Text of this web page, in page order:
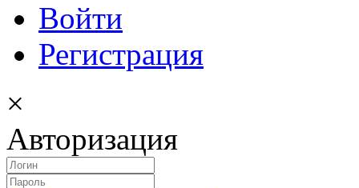
Войти
Регистрация
×
Авторизация